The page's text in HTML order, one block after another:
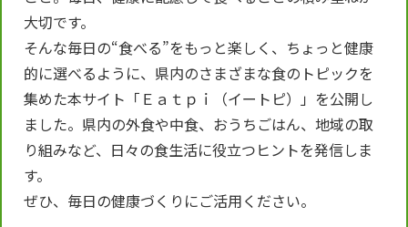
大切です。
そんな毎日の“食べる”をもっと楽しく、ちょっと健康
的に選べるように、県内のさまざまな食のトピックを
集めた本サイト「Ｅａｔｐｉ（イートピ）」を公開し
ました。県内の外食や中食、おうちごはん、地域の取
り組みなど、日々の食生活に役立つヒントを発信しま
す。
ぜひ、毎日の健康づくりにご活用ください。